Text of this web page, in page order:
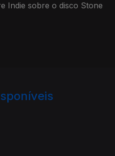
Indie sobre o disco Stone